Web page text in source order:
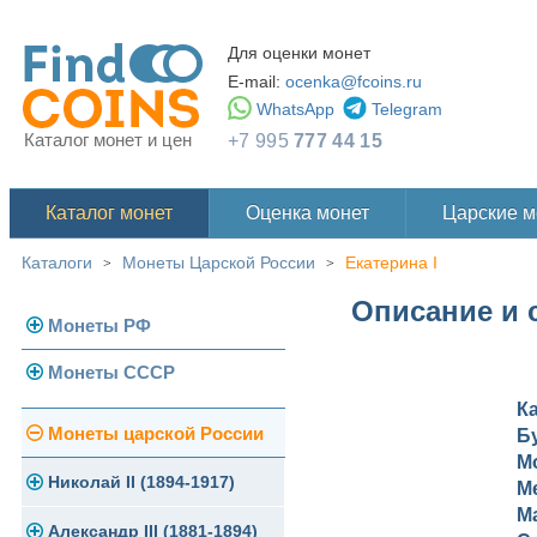
Каталог монет и цен
Для оценки монет
E-mail: ocenka@fcoins.ru
WhatsApp
Telegram
+7 995777 44 15
Каталог монет Оценка монет Царские
Каталоги > Монеты Царской России > Екатерина I
Монеты РФ
Современная Россия
Монеты 1991-1993 гг.
Памятные и юбилейные
Монеты СССР
Погодовка СССР
Монеты 1958 года
Золотые червонцы
Монеты царской России
Николай II (1894-1917)
Золото
Александр III (1881-1894)
Описание и